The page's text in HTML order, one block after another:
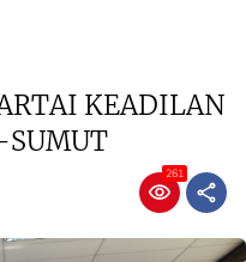
KEADILAN
SUMUT
261